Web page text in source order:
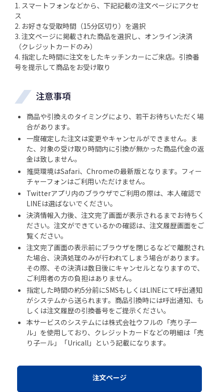
1. スマートフォンなどから、下記記載の注文ページにアクセ
ス
2. お好きな受取時間（15分区切り）を選択
3. 注文ページに掲載された商品を選択し、オンライン決済
（クレジットカードのみ）
4. 指定した時間に注文をしたキッチンカーにご来店。引換番
号を提示して商品をお受け取り
注意事項
商品や引換えのタイミングにより、若干お待ちいただく場
合があります。
一度確定した注文は変更やキャンセルができません。ま
た、対象の受け取り時間内に引換が無かった商品代金の返
金は致しません。
推奨環境はSafari、Chromeの最新版となります。フィー
チャーフォンはご利用いただけません。
Twitterアプリ内のブラウザでご利用の際は、本人確認で
LINEは選ばないでください。
決済情報入力後、注文完了画面が表示されるまでお待ちく
ださい。注文ができているかの確認は、注文履歴画面をご
覧ください。
注文完了画面の表示前にブラウザを閉じるなどで離脱され
た場合、決済処理のみが行われてしまう場合があります。
その際、その決済は数日後にキャンセルとなりますので、
ご利用者の方の負担はありません。
指定した時間の約5分前にSMSもしくはLINEにて呼出通知
がシステムから送られます。商品引換時には呼出通知、も
しくは注文履歴の引換番号をご提示ください。
本サービスのシステムには株式会社ウフルの「売り子ー
ル」を使用しており、クレジットカードなどの明細は「売
り子ール」「Uricall」という記載になります。
注文ページ